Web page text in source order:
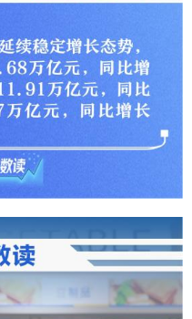
青海 宁夏
黑龙江
日本語 한국어